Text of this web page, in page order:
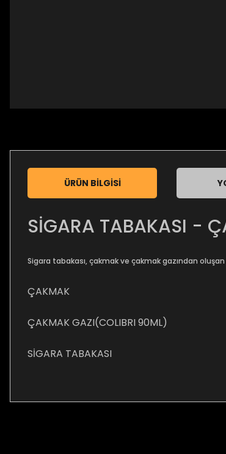
ÜRÜN BILGISI
SİGARA TABAKASI -
Sigara tabakası, çakmak ve çakmak gazından
ÇAKMAK
ÇAKMAK GAZI(COLIBRI 90ML)
SİGARA TABAKASI